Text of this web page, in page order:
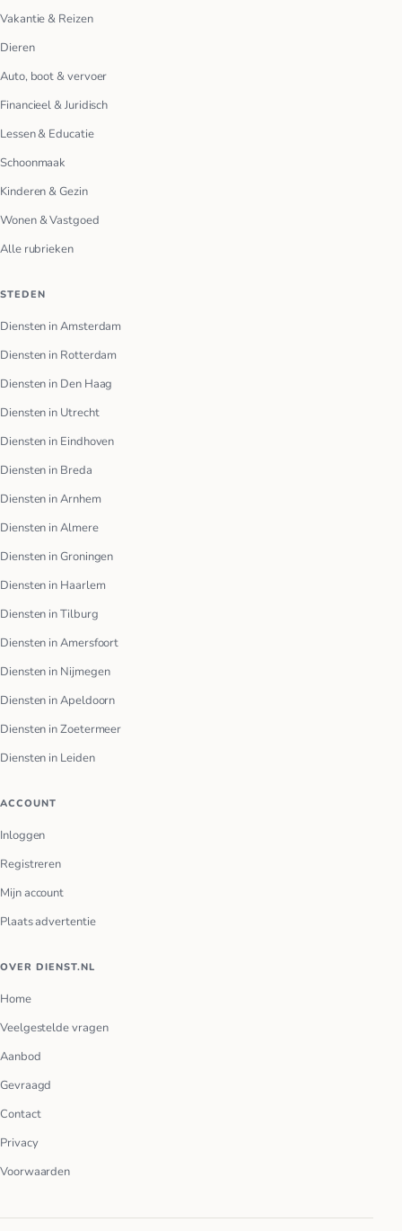
Vakantie & Reizen
Dieren
Auto, boot & vervoer
Financieel & Juridisch
Lessen & Educatie
Schoonmaak
Kinderen & Gezin
Wonen & Vastgoed
Alle rubrieken
STEDEN
Diensten in Amsterdam
Diensten in Rotterdam
Diensten in Den Haag
Diensten in Utrecht
Diensten in Eindhoven
Diensten in Breda
Diensten in Arnhem
Diensten in Almere
Diensten in Groningen
Diensten in Haarlem
Diensten in Tilburg
Diensten in Amersfoort
Diensten in Nijmegen
Diensten in Apeldoorn
Diensten in Zoetermeer
Diensten in Leiden
ACCOUNT
Inloggen
Registreren
Mijn account
Plaats advertentie
OVER DIENST.NL
Home
Veelgestelde vragen
Aanbod
Gevraagd
Contact
Privacy
Voorwaarden